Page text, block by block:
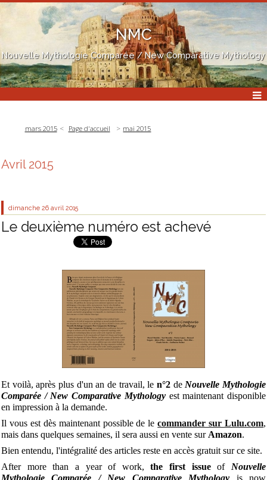
NMC
Nouvelle Mythologie Comparée / New Comparative Mythology
mars 2015 Page d'accueil mai 2015
Avril 2015
dimanche 26 avril 2015
Le deuxième numéro est achevé
Et voilà, après plus d'un an de travail, le n°2 de Nouvelle Mythologie
Comparée / New Comparative Mythologyest maintenant disponible
en impression à la demande.
Il vous est dès maintenant possible de lecommander sur Lulu.com,
mais dans quelques semaines, il sera aussi en vente sur Amazon.
Bien entendu, l'intégralité des articles reste en accès gratuit sur ce site.
After more than a year of work,the first issueofNouvelle